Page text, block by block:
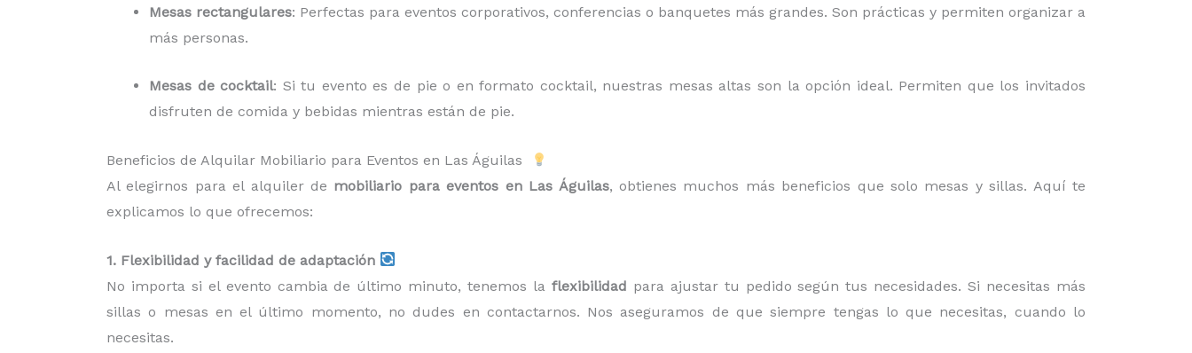
Mesas rectangulares: Perfectas para eventos corporativos, conferencias o banquetes más grandes. Son prácticas y permiten organizar a
más personas.
Mesas de cocktail: Si tu evento es de pie o en formato cocktail, nuestras mesas altas son la opción ideal. Permiten que los invitados
disfruten de comida y bebidas mientras están de pie.
Beneficios de Alquilar Mobiliario para Eventos en Las Águilas
Al elegirnos para el alquiler de mobiliario para eventos en Las Águilas, obtienes muchos más beneficios que solo mesas y sillas. Aquí te
explicamos lo que ofrecemos:
1. Flexibilidad y facilidad de adaptación
No importa si el evento cambia de último minuto, tenemos la flexibilidad para ajustar tu pedido según tus necesidades. Si necesitas más
sillas o mesas en el último momento, no dudes en contactarnos. Nos aseguramos de que siempre tengas lo que necesitas, cuando lo
necesitas.